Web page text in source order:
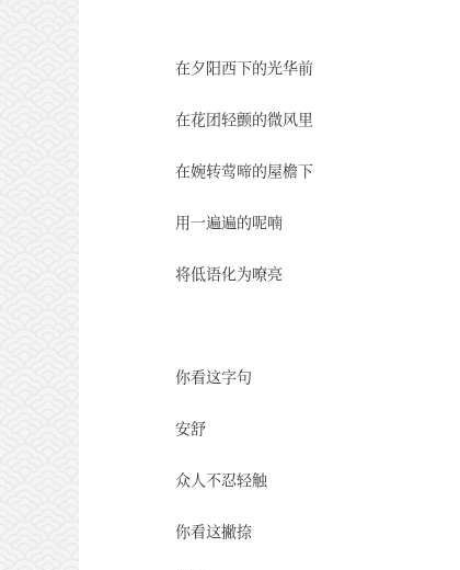
在夕阳西下的光华前
在花团轻颤的微风里
在婉转莺啼的屋檐下
用一遍遍的呢喃
将低语化为嘹亮
你看这字句
安舒
众人不忍轻触
你看这撇捺